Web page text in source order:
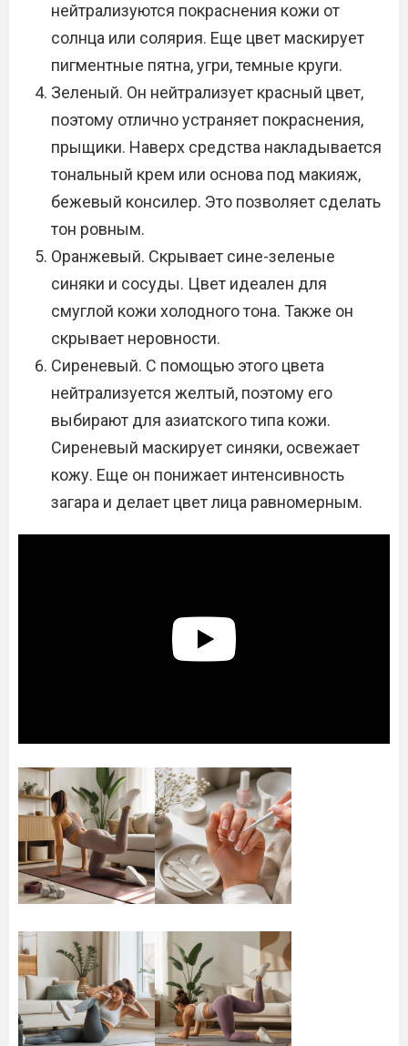
нейтрализуются покраснения кожи от
солнца или солярия. Еще цвет маскирует
пигментные пятна, угри, темные круги.
Зеленый. Он нейтрализует красный цвет,
поэтому отлично устраняет покраснения,
прыщики. Наверх средства накладывается
тональный крем или основа под макияж,
бежевый консилер. Это позволяет сделать
тон ровным.
Оранжевый. Скрывает сине-зеленые
синяки и сосуды. Цвет идеален для
смуглой кожи холодного тона. Также он
скрывает неровности.
Сиреневый. С помощью этого цвета
нейтрализуется желтый, поэтому его
выбирают для азиатского типа кожи.
Сиреневый маскирует синяки, освежает
кожу. Еще он понижает интенсивность
загара и делает цвет лица равномерным.